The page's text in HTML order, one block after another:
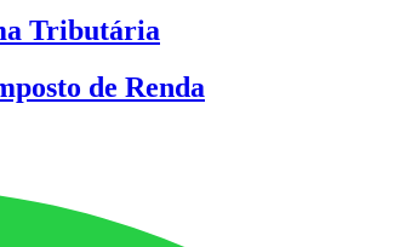
Tributária
de Renda